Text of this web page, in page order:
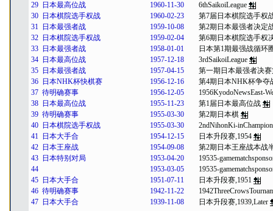
29 日本最高位战 1960-11-30
6thSaikoiLeague
30 日本棋院选手权战 1960-02-23
第7届日本棋院选手权
31 日本最强者战 1959-10-08
第2期日本最强者决定
32 日本棋院选手权战 1959-02-04
第6期日本棋院选手权
33 日本最强者战 1958-01-01
日本第1期最强战循环
34 日本最高位战 1957-12-18
3rdSaikoiLeague
35 日本最强者战 1957-04-15
第一期日本最强者决
36 日本NHK杯快棋赛 1956-12-16
第4期日本NHK杯争夺
37 待明确赛事 1956-12-05
1956KyodoNewsEast-
38 日本最高位战 1955-11-23
第1届日本最高位战
39 待明确赛事 1955-03-30
第2期日本棋
40 日本棋院选手权战 1955-03-30
2ndNihonKi-
41 日本大手合 1954-12-15
日本升段赛,1954
42 日本王座战 1954-09-08
第2期日本王座战本战
43 日本特别对局 1953-04-20
19535-
44
1953-03-05
19535-
45 日本大手合 1951-07-11
日本升段赛,1951
46 待明确赛事 1942-11-22
47 日本大手合 1939-11-08 日本升段赛,1939,Later